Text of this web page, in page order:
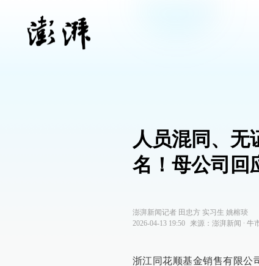
人员混同、无
名！母公司回
澎湃新闻记者 田忠方 实习生 姚榕琰
2026-04-13 19:50
来源： 澎湃新闻 ∙ 牛
浙江同花顺基金销售有限公